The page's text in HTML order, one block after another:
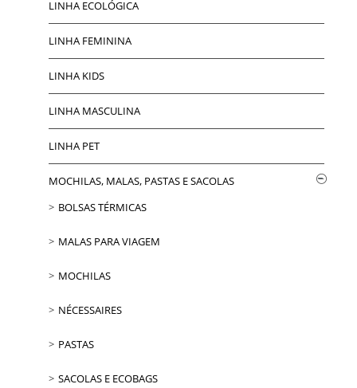
LINHA ECOLÓGICA
LINHA FEMININA
LINHA KIDS
LINHA MASCULINA
LINHA PET
MOCHILAS, MALAS, PASTAS E SACOLAS
BOLSAS TÉRMICAS
MALAS PARA VIAGEM
MOCHILAS
NÉCESSAIRES
PASTAS
SACOLAS E ECOBAGS